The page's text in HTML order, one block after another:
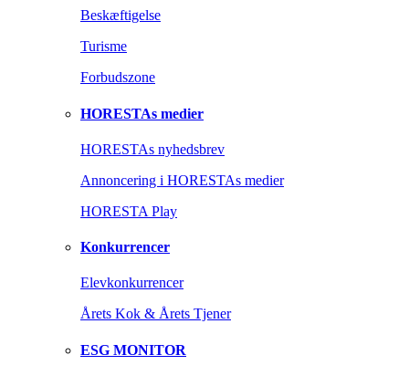
Beskæftigelse
Turisme
Forbudszone
HORESTAs medier
HORESTAs nyhedsbrev
Annoncering i HORESTAs medier
HORESTA Play
Konkurrencer
Elevkonkurrencer
Årets Kok & Årets Tjener
ESG MONITOR